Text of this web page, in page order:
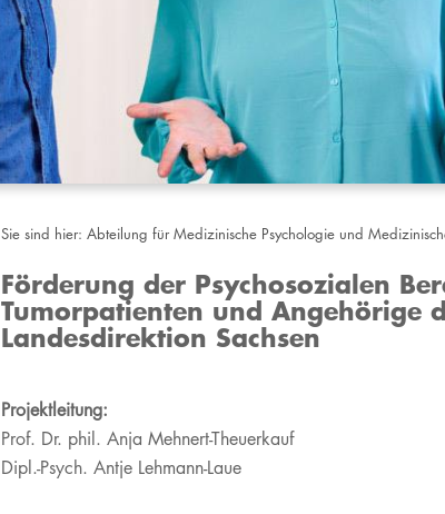
Sie sind hier:Abteilung für Medizinische Psychologie und
Förderung der Psychosozialen
Tumorpatienten und Angehörige
Landesdirektion Sachsen
​​​Projektleitung:
Prof. Dr. phil. Anja Mehnert-Theuerkauf
Dipl.-Psych. Antje Lehmann-Laue